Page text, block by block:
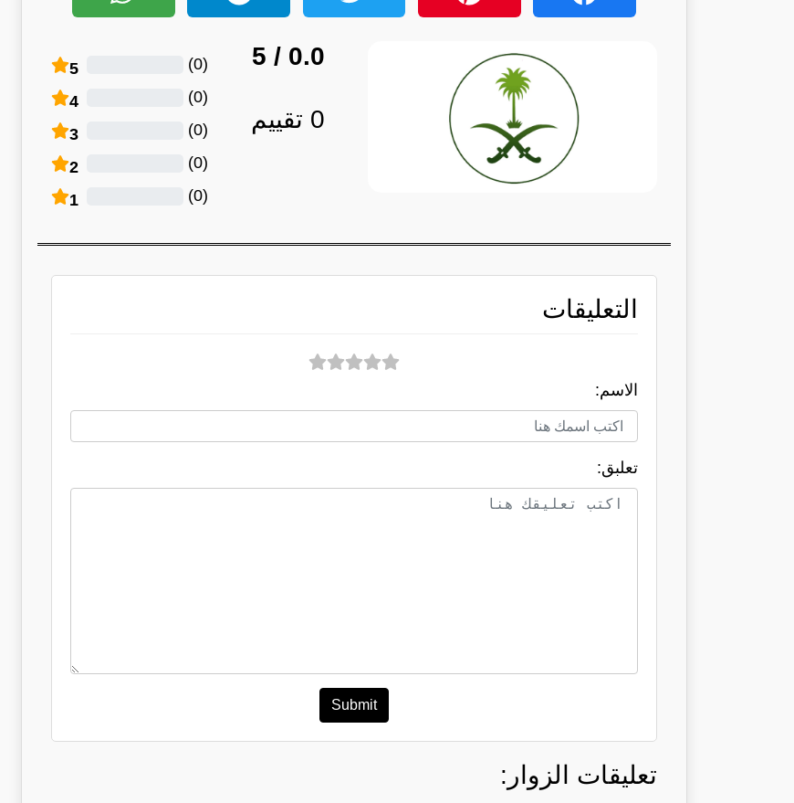
0.0
/ 5
0 تقييم
5 (
0
)
4 (
0
)
3 (
0
)
2 (
0
)
1 (
0
)
التعليقات
الاسم:
تعلبق:
Submit
تعليقات الزوار: